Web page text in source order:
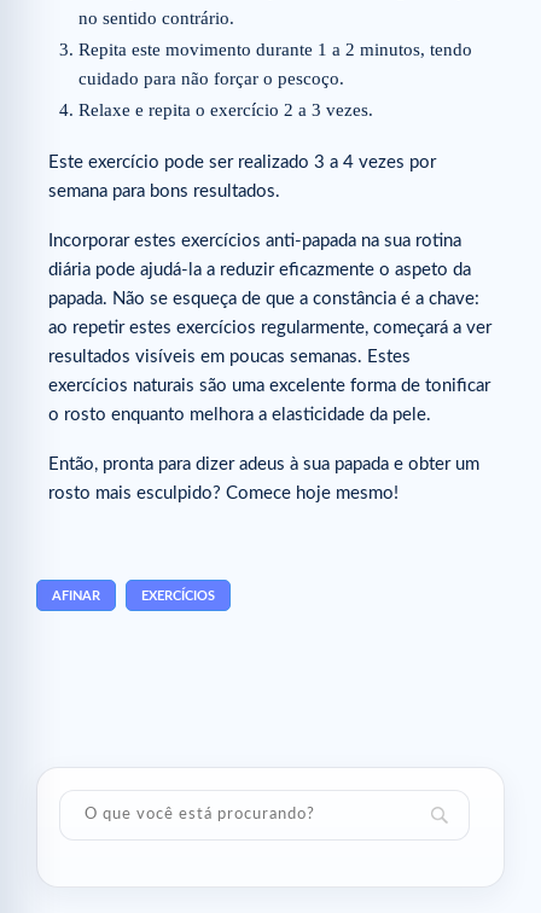
no sentido contrário.
Repita este movimento durante 1 a 2 minutos, tendo
cuidado para não forçar o pescoço.
Relaxe e repita o exercício 2 a 3 vezes.
Este exercício pode ser realizado 3 a 4 vezes por
semana para bons resultados.
Incorporar estes exercícios anti-papada na sua rotina
diária pode ajudá-la a reduzir eficazmente o aspeto da
papada. Não se esqueça de que a constância é a chave:
ao repetir estes exercícios regularmente, começará a ver
resultados visíveis em poucas semanas. Estes
exercícios naturais são uma excelente forma de tonificar
o rosto enquanto melhora a elasticidade da pele.
Então, pronta para dizer adeus à sua papada e obter um
rosto mais esculpido? Comece hoje mesmo!
AFINAR EXERCÍCIOS